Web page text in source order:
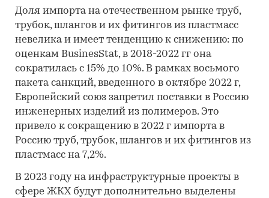
Доля импорта на отечественном рынке труб,
трубок, шлангов и их фитингов из пластмасс
невелика и имеет тенденцию к снижению: по
оценкам BusinesStat, в 2018-2022 гг она
сократилась с 15% до 10%. В рамках восьмого
пакета санкций, введенного в октябре 2022 г,
Европейский союз запретил поставки в Россию
инженерных изделий из полимеров. Это
привело к сокращению в 2022 г импорта в
Россию труб, трубок, шлангов и их фитингов из
пластмасс на 7,2%.
В 2023 году на инфраструктурные проекты в
сфере ЖКХ будут дополнительно выделены